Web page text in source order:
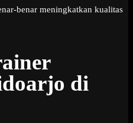
benar meningkatkan kualitas
di